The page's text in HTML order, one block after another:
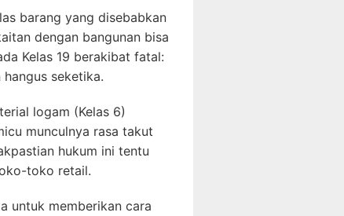
barang yang disebabkan
dengan bangunan bisa
Kelas 19 berakibat fatal:
seketika.
logam (Kelas 6)
munculnya rasa takut
hukum ini tentu
toko retail.
untuk memberikan cara